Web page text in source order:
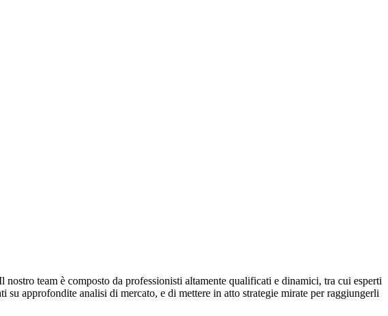
team è composto da professionisti altamente qualificati e dinamici, tra cui esperti
approfondite analisi di mercato, e di mettere in atto strategie mirate per raggiungerli